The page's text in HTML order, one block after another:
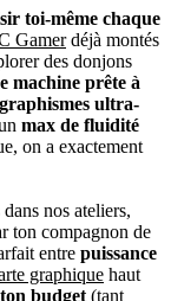
toi-même chaque
Gamerdéjà montés
des donjons
machine prête à
graphismes ultra-
max de fluidité
on a exactement
nos ateliers,
ton compagnon de
entre puissance
graphique haut
budget (tant